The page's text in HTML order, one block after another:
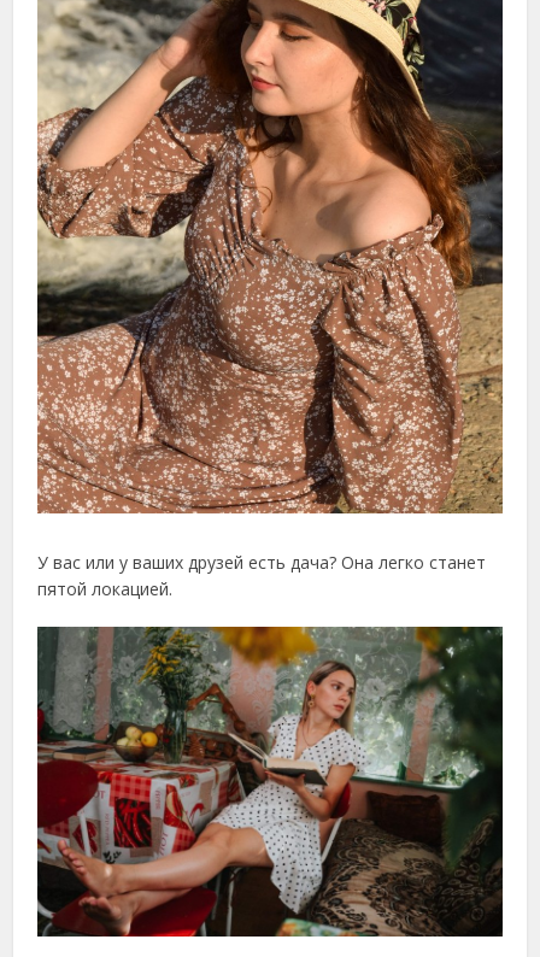
У вас или у ваших друзей есть дача? Она легко станет
пятой локацией.